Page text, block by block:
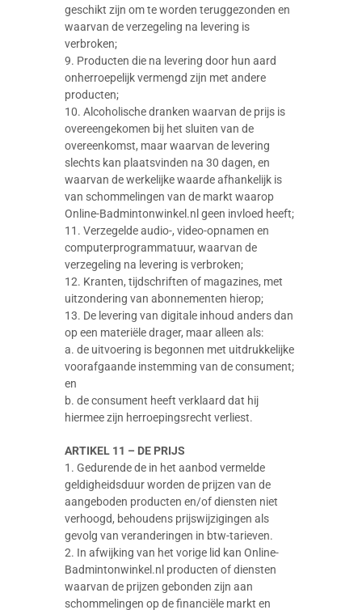
geschikt zijn om te worden teruggezonden en
waarvan de verzegeling na levering is
verbroken;
9. Producten die na levering door hun aard
onherroepelijk vermengd zijn met andere
producten;
10. Alcoholische dranken waarvan de prijs is
overeengekomen bij het sluiten van de
overeenkomst, maar waarvan de levering
slechts kan plaatsvinden na 30 dagen, en
waarvan de werkelijke waarde afhankelijk is
van schommelingen van de markt waarop
Online-Badmintonwinkel.nl geen invloed heeft;
11. Verzegelde audio-, video-opnamen en
computerprogrammatuur, waarvan de
verzegeling na levering is verbroken;
12. Kranten, tijdschriften of magazines, met
uitzondering van abonnementen hierop;
13. De levering van digitale inhoud anders dan
op een materiële drager, maar alleen als:
a. de uitvoering is begonnen met uitdrukkelijke
voorafgaande instemming van de consument;
en
b. de consument heeft verklaard dat hij
hiermee zijn herroepingsrecht verliest.
ARTIKEL 11 – DE PRIJS
1. Gedurende de in het aanbod vermelde
geldigheidsduur worden de prijzen van de
aangeboden producten en/of diensten niet
verhoogd, behoudens prijswijzigingen als
gevolg van veranderingen in btw-tarieven.
2. In afwijking van het vorige lid kan Online-
Badmintonwinkel.nl producten of diensten
waarvan de prijzen gebonden zijn aan
schommelingen op de financiële markt en